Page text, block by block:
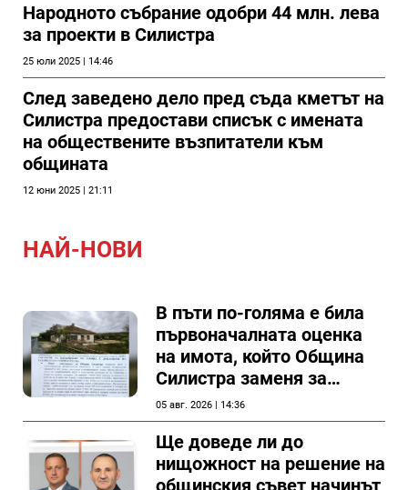
Народното събрание одобри 44 млн. лева
за проекти в Силистра
25 юли 2025 | 14:46
След заведено дело пред съда кметът на
Силистра предостави списък с имената
на обществените възпитатели към
общината
12 юни 2025 | 21:11
НАЙ-НОВИ
В пъти по-голяма е била
първоначалната оценка
на имота, който Община
Силистра заменя за
спирка, показват
документи
05 авг. 2026 | 14:36
Ще доведе ли до
нищожност на решение на
общинския съвет начинът